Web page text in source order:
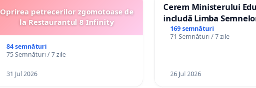
Oprirea petrecerilor zgomotoase de
la Restaurantul 8 Infinity
84 semnături
75 Semnături / 7 zile
31 Jul 2026
Cerem Ministerului
includă Limba
alfabetul Braille în
Republica Moldova!
169 semnături
71 Semnături / 7 zile
26 Jul 2026